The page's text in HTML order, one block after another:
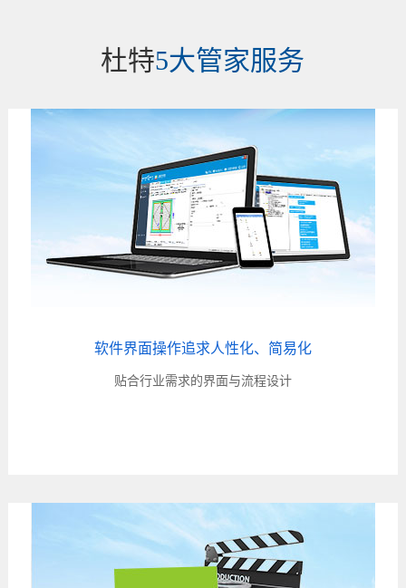
杜特5大管家服务
软件界面操作追求人性化、简易化
贴合行业需求的界面与流程设计